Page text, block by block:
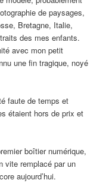
de paysages,
Bretagne, Italie,
des mes enfants.
avec mon petit
une fin tragique, noyé
faute de temps et
étaient hors de prix et
boîtier numérique,
vite remplacé par un
aujourd’hui.